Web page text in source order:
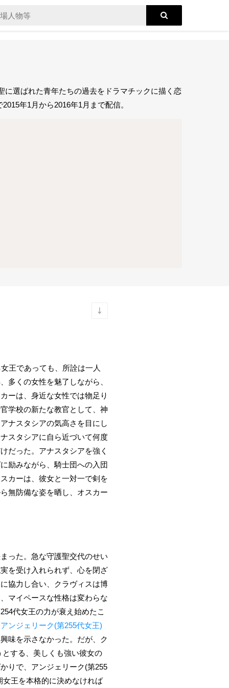
選ばれた青年たちの過去をドラマチックに描く恋
年1月から2016年1月まで配信。
王であっても、所詮は一人
多くの女性を魅了しながら、
ーは、身近な女性では物足り
学校の新たな教官として、神
ナスタシアの気高さを目にし
スタシアに自ら近づいて何度
だった。アナスタシアを強く
励みながら、騎士団への入団
カーは、彼女と一対一で剣を
無防備な姿を晒し、オスカー
った。急な守護聖交代のせい
を受け入れられず、心を閉ざ
協力し合い、クラヴィスは博
マイペースな性格は変わらな
代女王の力が衰え始めたこ
アンジェリーク(第255代女王)
味を示さなかった。だが、ク
する、美しくも強い彼女の
りで、アンジェリーク(第255
王を本格的に決めなければ